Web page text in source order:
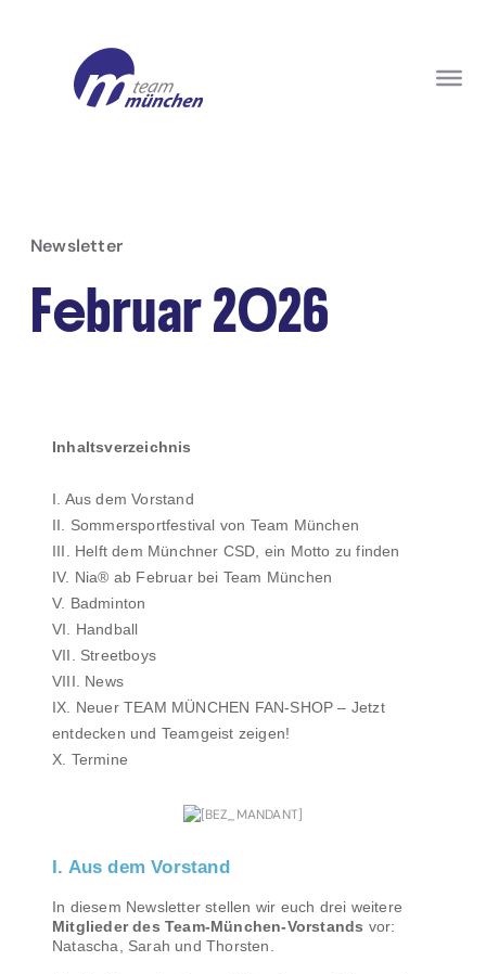
Newsletter
Februar 2026
Inhaltsverzeichnis
I. Aus dem Vorstand
II. Sommersportfestival von Team München
III. Helft dem Münchner CSD, ein Motto zu finden
IV. Nia® ab Februar bei Team München
V. Badminton
VI. Handball
VII. Streetboys
VIII. News
IX. Neuer TEAM MÜNCHEN FAN-SHOP – Jetzt
entdecken und Teamgeist zeigen!
X. Termine
I. Aus dem Vorstand
In diesem Newsletter stellen wir euch drei weitere
Mitglieder des Team-München-Vorstands vor:
Natascha, Sarah und Thorsten.